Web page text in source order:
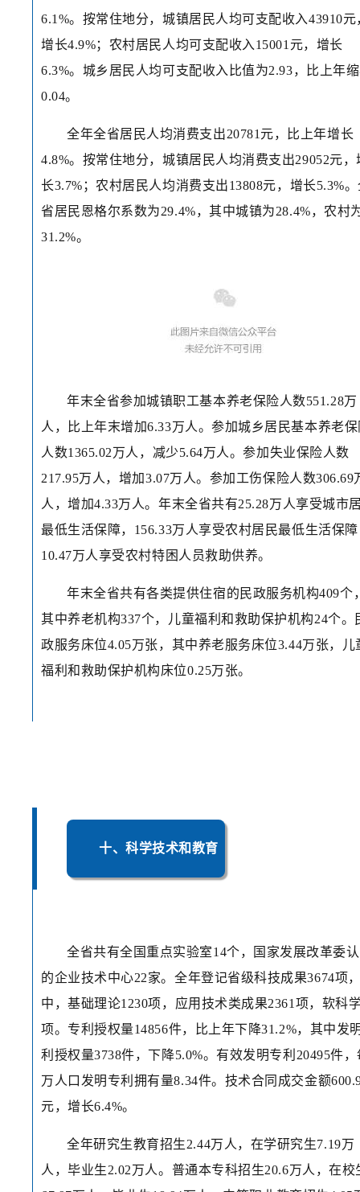
6.1%。按常住地分，城镇居民人均可支配收入43910元
增长4.9%；农村居民人均可支配收入15001元，增长
6.3%。城乡居民人均可支配收入比值为2.93，比上年
0.04。
全年全省居民人均消费支出20781元，比上年增长
4.8%。按常住地分，城镇居民人均消费支出29052元，
长3.7%；农村居民人均消费支出13808元，增长5.3%
省居民恩格尔系数为29.4%，其中城镇为28.4%，农村
31.2%。
年末全省参加城镇职工基本养老保险人数551.28万
人，比上年末增加6.33万人。参加城乡居民基本养老
人数1365.02万人，减少5.64万人。参加失业保险人数
217.95万人，增加3.07万人。参加工伤保险人数306.69
人，增加4.33万人。年末全省共有25.28万人享受城市
最低生活保障，156.33万人享受农村居民最低生活保
10.47万人享受农村特困人员救助供养。
年末全省共有各类提供住宿的民政服务机构409个
其中养老机构337个，儿童福利和救助保护机构24个。
政服务床位4.05万张，其中养老服务床位3.44万张，儿
福利和救助保护机构床位0.25万张。
十、科学技术和教育
全省共有全国重点实验室14个，国家发展改革委
的企业技术中心22家。全年登记省级科技成果3674项
中，基础理论1230项，应用技术类成果2361项，软科
项。专利授权量14856件，比上年下降31.2%，其中发
利授权量3738件，下降5.0%。有效发明专利20495件，
万人口发明专利拥有量8.34件。技术合同成交金额
元，增长6.4%。
全年研究生教育招生2.44万人，在学研究生7.19万
人，毕业生2.02万人。普通本专科招生20.6万人，在校